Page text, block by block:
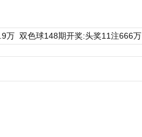
万 双色球148期开奖:头奖11注666万